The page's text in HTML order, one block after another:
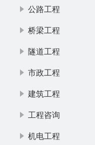
公路工程
桥梁工程
隧道工程
市政工程
建筑工程
工程咨询
机电工程